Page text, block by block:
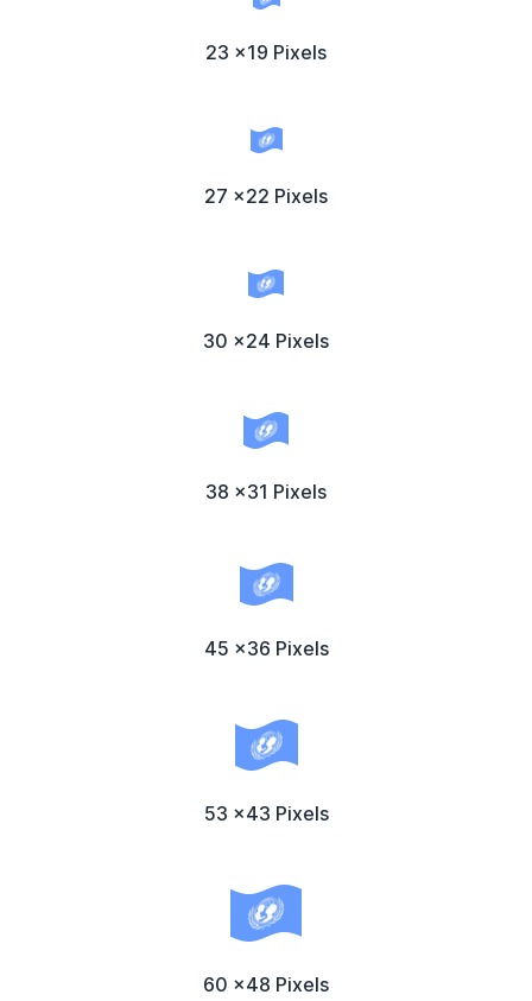
23 x19 Pixels
27 x22 Pixels
30 x24 Pixels
38 x31 Pixels
45 x36 Pixels
53 x43 Pixels
60 x48 Pixels